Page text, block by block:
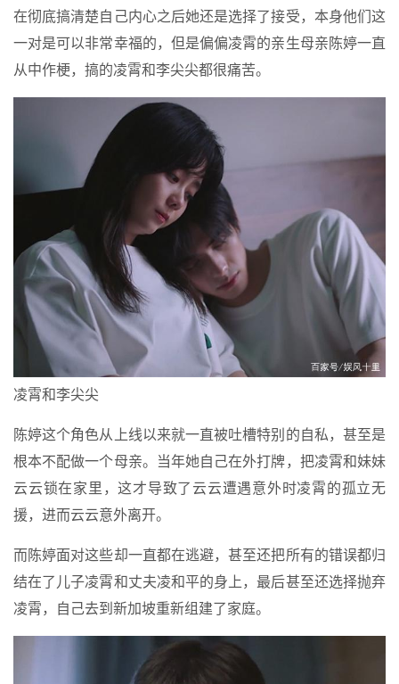
在彻底搞清楚自己内心之后她还是选择了接受，本身他们这
一对是可以非常幸福的，但是偏偏凌霄的亲生母亲陈婷一直
从中作梗，搞的凌霄和李尖尖都很痛苦。
凌霄和李尖尖
陈婷这个角色从上线以来就一直被吐槽特别的自私，甚至是
根本不配做一个母亲。当年她自己在外打牌，把凌霄和妹妹
云云锁在家里，这才导致了云云遭遇意外时凌霄的孤立无
援，进而云云意外离开。
而陈婷面对这些却一直都在逃避，甚至还把所有的错误都归
结在了儿子凌霄和丈夫凌和平的身上，最后甚至还选择抛弃
凌霄，自己去到新加坡重新组建了家庭。